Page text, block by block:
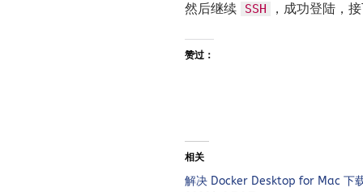
然后继续 SSH ，成功登陆，
赞过：
相关
解决 Docker Desktop for Mac 下